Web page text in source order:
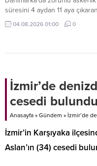
süresini 4 aydan 11 aya çıkaran
yeni uygulama kapsamında ilk
grup, askerlik hizmetine
04.08.2026 01:00 0
İzmir’de
cesedi bulundu
Anasayfa » Gündem » İzmir’de
İzmir’in Karşıyaka
Aslan’ın (34) cesedi